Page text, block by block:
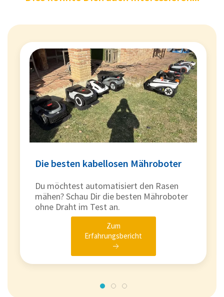
Die besten kabellosen Mähroboter
Du möchtest automatisiert den Rasen
mähen? Schau Dir die besten Mähroboter
ohne Draht im Test an.
Zum
Erfahrungsbericht